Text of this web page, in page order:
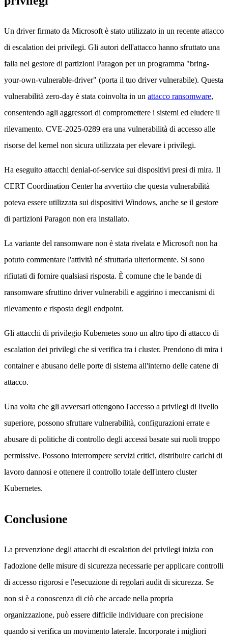
Un driver firmato da Microsoft è stato utilizzato in un recente attacco
di escalation dei privilegi. Gli autori dell'attacco hanno sfruttato una
falla nel gestore di partizioni Paragon per un programma "bring-
your-own-vulnerable-driver" (porta il tuo driver vulnerabile). Questa
vulnerabilità zero-day è stata coinvolta in un attacco ransomware,
consentendo agli aggressori di compromettere i sistemi ed eludere il
rilevamento. CVE-2025-0289 era una vulnerabilità di accesso alle
risorse del kernel non sicura utilizzata per elevare i privilegi.
Ha eseguito attacchi denial-of-service sui dispositivi presi di mira. Il
CERT Coordination Center ha avvertito che questa vulnerabilità
poteva essere utilizzata sui dispositivi Windows, anche se il gestore
di partizioni Paragon non era installato.
La variante del ransomware non è stata rivelata e Microsoft non ha
potuto commentare l'attività né sfruttarla ulteriormente. Si sono
rifiutati di fornire qualsiasi risposta. È comune che le bande di
ransomware sfruttino driver vulnerabili e aggirino i meccanismi di
rilevamento e risposta degli endpoint.
Gli attacchi di privilegio Kubernetes sono un altro tipo di attacco di
escalation dei privilegi che si verifica tra i cluster. Prendono di mira i
container e abusano delle porte di sistema all'interno delle catene di
attacco.
Una volta che gli avversari ottengono l'accesso a privilegi di livello
superiore, possono sfruttare vulnerabilità, configurazioni errate e
abusare di politiche di controllo degli accessi basate sui ruoli troppo
permissive. Possono interrompere servizi critici, distribuire carichi di
lavoro dannosi e ottenere il controllo totale dell'intero cluster
Kubernetes.
Conclusione
La prevenzione degli attacchi di escalation dei privilegi inizia con
l'adozione delle misure di sicurezza necessarie per applicare controlli
di accesso rigorosi e l'esecuzione di regolari audit di sicurezza. Se
non si è a conoscenza di ciò che accade nella propria
organizzazione, può essere difficile individuare con precisione
quando si verifica un movimento laterale. Incorporate i migliori